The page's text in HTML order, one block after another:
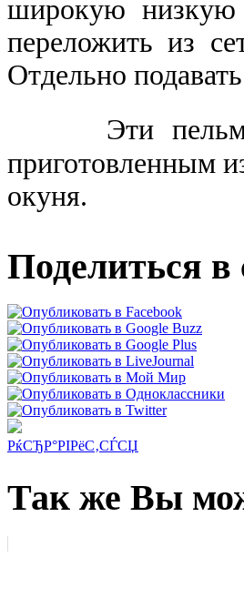
широкую низкую
переложить из
Отдельно
Эти
приготовленным
окуня.
Поделиться в
РќСЂР°РІРёС‚СЃСЏ
Так же Вы